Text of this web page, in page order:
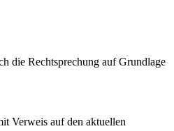
die Rechtsprechung auf Grundlage
Verweis auf den aktuellen